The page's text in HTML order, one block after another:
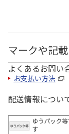
マークや記
よくあるお問い
お支払い方法
配送情報につい
ゆうパック
す